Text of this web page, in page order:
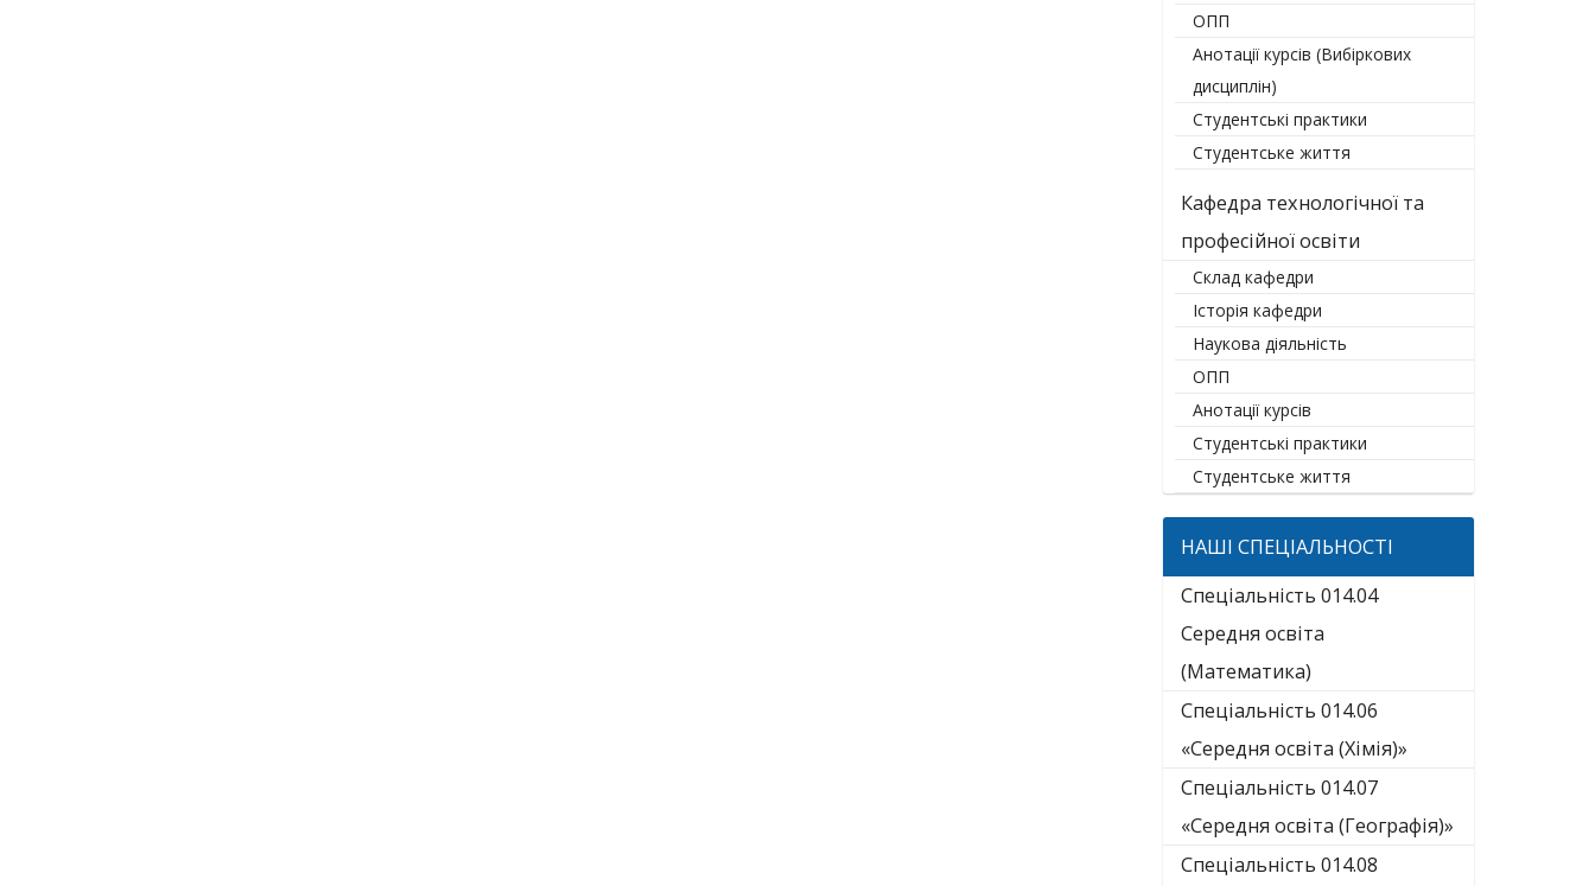
ОПП
Анотації курсів (Вибіркових
дисциплін)
Студентські практики
Студентське життя
Кафедра технологічної та
професійної освіти
Склад кафедри
Історія кафедри
Наукова діяльність
ОПП
Анотації курсів
Студентські практики
Студентське життя
НАШІ СПЕЦІАЛЬНОСТІ
Спеціальність 014.04
Середня освіта
(Математика)
Спеціальність 014.06
«Середня освіта (Хімія)»
Спеціальність 014.07
«Середня освіта (Географія)»
Спеціальність 014.08